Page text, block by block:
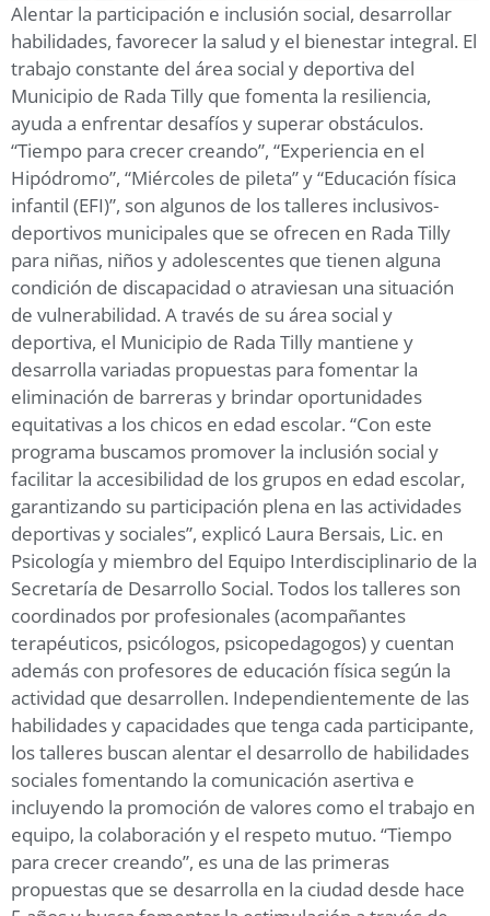
Alentar la participación e inclusión social, desarrollar
habilidades, favorecer la salud y el bienestar integral. El
trabajo constante del área social y deportiva del
Municipio de Rada Tilly que fomenta la resiliencia,
ayuda a enfrentar desafíos y superar obstáculos.
“Tiempo para crecer creando”, “Experiencia en el
Hipódromo”, “Miércoles de pileta” y “Educación física
infantil (EFI)”, son algunos de los talleres inclusivos-
deportivos municipales que se ofrecen en Rada Tilly
para niñas, niños y adolescentes que tienen alguna
condición de discapacidad o atraviesan una situación
de vulnerabilidad. A través de su área social y
deportiva, el Municipio de Rada Tilly mantiene y
desarrolla variadas propuestas para fomentar la
eliminación de barreras y brindar oportunidades
equitativas a los chicos en edad escolar. “Con este
programa buscamos promover la inclusión social y
facilitar la accesibilidad de los grupos en edad escolar,
garantizando su participación plena en las actividades
deportivas y sociales”, explicó Laura Bersais, Lic. en
Psicología y miembro del Equipo Interdisciplinario de la
Secretaría de Desarrollo Social. Todos los talleres son
coordinados por profesionales (acompañantes
terapéuticos, psicólogos, psicopedagogos) y cuentan
además con profesores de educación física según la
actividad que desarrollen. Independientemente de las
habilidades y capacidades que tenga cada participante,
los talleres buscan alentar el desarrollo de habilidades
sociales fomentando la comunicación asertiva e
incluyendo la promoción de valores como el trabajo en
equipo, la colaboración y el respeto mutuo. “Tiempo
para crecer creando”, es una de las primeras
propuestas que se desarrolla en la ciudad desde hace